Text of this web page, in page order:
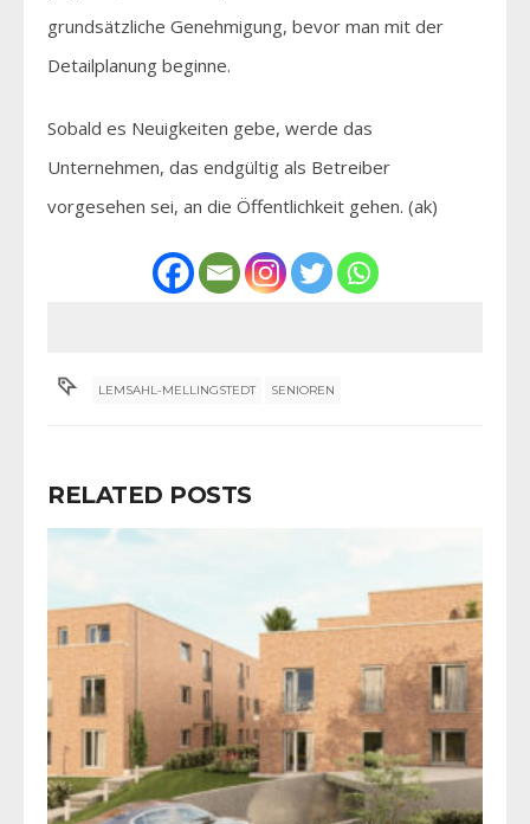
grundsätzliche Genehmigung, bevor man mit der
Detailplanung beginne.
Sobald es Neuigkeiten gebe, werde das
Unternehmen, das endgültig als Betreiber
vorgesehen sei, an die Öffentlichkeit gehen. (ak)
LEMSAHL-MELLINGSTEDT SENIOREN
RELATED POSTS